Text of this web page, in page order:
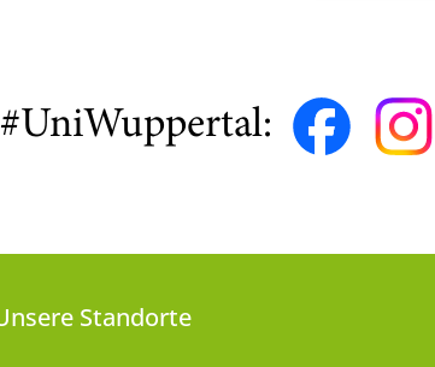
Standorte